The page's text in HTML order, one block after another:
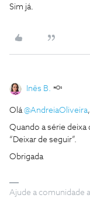
Sim já.
Inês B.
Olá@AndreiaOliveira,
Quando a série deixa
“Deixar de seguir”.
Obrigada
Ajude a comunidade